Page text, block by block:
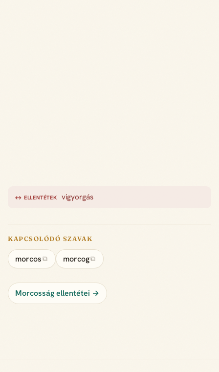
↔ ELLENTÉTEK vigyorgás
KAPCSOLÓDÓ SZAVAK
morcos ⧉ morcog⧉
Morcosság ellentétei →